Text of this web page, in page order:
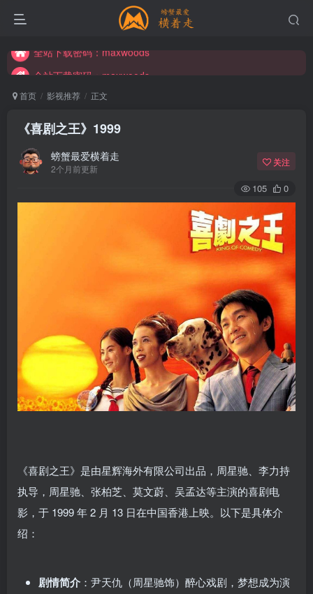
全站下载密码：maxwoods
首页 影视推荐 正文
《喜剧之王》1999
螃蟹最爱横着走
2个月前更新
关注
105 0
《喜剧之王》是由星辉海外有限公司出品，周星驰、李力持
执导，周星驰、张柏芝、莫文蔚、吴孟达等主演的喜剧电
影，于 1999 年 2 月 13 日在中国香港上映。以下是具体介
绍：
剧情简介 ：尹天仇（周星驰饰）醉心戏剧，梦想成为演